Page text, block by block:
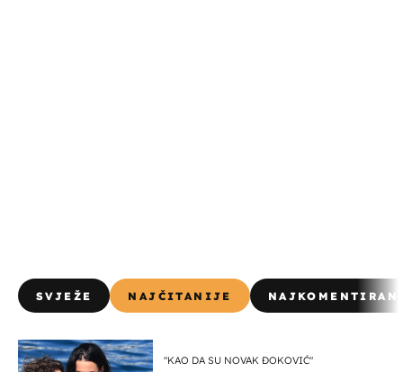
SVJEŽE NAJČITANIJE
"KAO DA SU NOVAK ĐOKOVIĆ"